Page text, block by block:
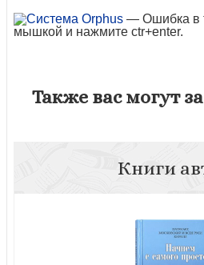
— Ошибка в
мышкой и нажмите ctr+enter.
Также вас могут
Книги